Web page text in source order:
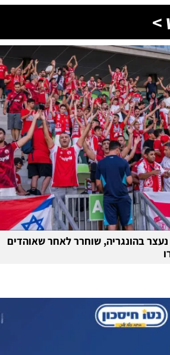
>
בהונגריה, שוחרר לאחר שאוהדים